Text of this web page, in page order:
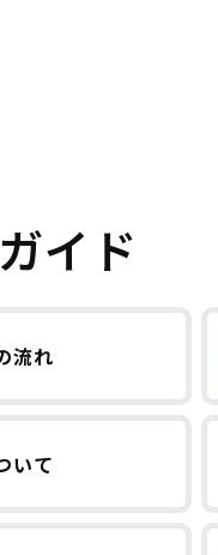
イド
流れ
いて